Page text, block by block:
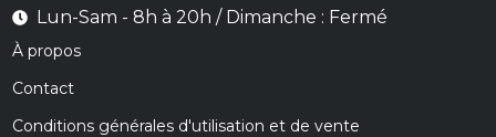
Lun-Sam - 8h à 20h / Dimanche : Fermé
À propos
Contact
Conditions générales d'utilisation et de vente